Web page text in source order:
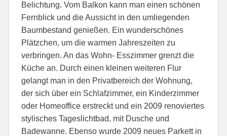
Belichtung. Vom Balkon kann man einen schönen
Fernblick und die Aussicht in den umliegenden
Baumbestand genießen. Ein wunderschönes
Plätzchen, um die warmen Jahreszeiten zu
verbringen. An das Wohn- Esszimmer grenzt die
Küche an. Durch einen kleinen weiteren Flur
gelangt man in den Privatbereich der Wohnung,
der sich über ein Schlafzimmer, ein Kinderzimmer
oder Homeoffice erstreckt und ein 2009 renoviertes
stylisches Tageslichtbad, mit Dusche und
Badewanne. Ebenso wurde 2009 neues Parkett in